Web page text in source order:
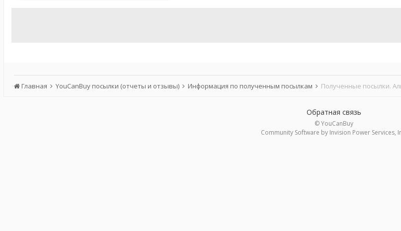
Главная YouCanBuy посылки (отчеты и отзывы) Информация по полученным посылкам Полученные посылки.
Обратная связь
© YouCanBuy
Community Software by Invision Power Services,